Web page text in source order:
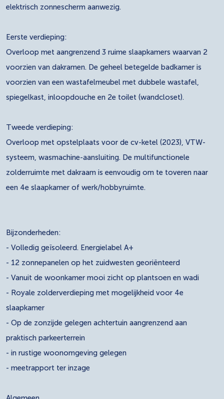
elektrisch zonnescherm aanwezig.
Eerste verdieping:
Overloop met aangrenzend 3 ruime slaapkamers waarvan 2
voorzien van dakramen. De geheel betegelde badkamer is
voorzien van een wastafelmeubel met dubbele wastafel,
spiegelkast, inloopdouche en 2e toilet (wandcloset).
Tweede verdieping:
Overloop met opstelplaats voor de cv-ketel (2023), VTW-
systeem, wasmachine-aansluiting. De multifunctionele
zolderruimte met dakraam is eenvoudig om te toveren naar
een 4e slaapkamer of werk/hobbyruimte.
Bijzonderheden:
- Volledig geïsoleerd. Energielabel A+
- 12 zonnepanelen op het zuidwesten georiënteerd
- Vanuit de woonkamer mooi zicht op plantsoen en wadi
- Royale zolderverdieping met mogelijkheid voor 4e
slaapkamer
- Op de zonzijde gelegen achtertuin aangrenzend aan
praktisch parkeerterrein
- in rustige woonomgeving gelegen
- meetrapport ter inzage